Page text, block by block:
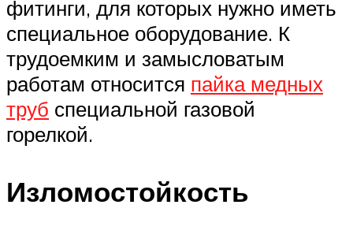
фитинги, для которых нужно иметь
специальное оборудование. К
трудоемким и замысловатым
работам относится пайка медных
труб специальной газовой
горелкой.
Изломостойкость